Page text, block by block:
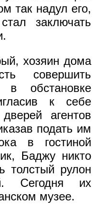
так надул его,
заключать
хозяин дома
совершить
обстановке
к себе
агентов
подать им
в гостиной
Баджу никто
толстый рулон
Сегодня их
музее.